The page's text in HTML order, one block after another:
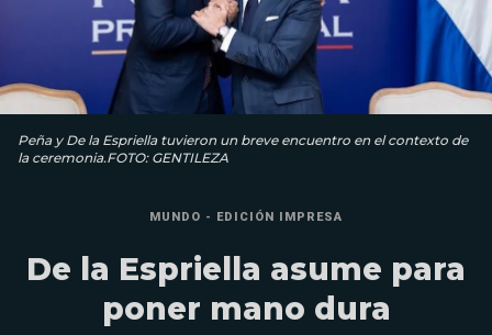
Peña y De la Espriella tuvieron un breve encuentro en el contexto de
la ceremonia.FOTO: GENTILEZA
MUNDO - EDICIÓN IMPRESA
De la Espriella asume para
poner mano dura